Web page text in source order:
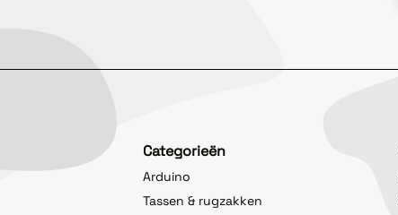
Categorieën
Arduino
Tassen & rugzakken